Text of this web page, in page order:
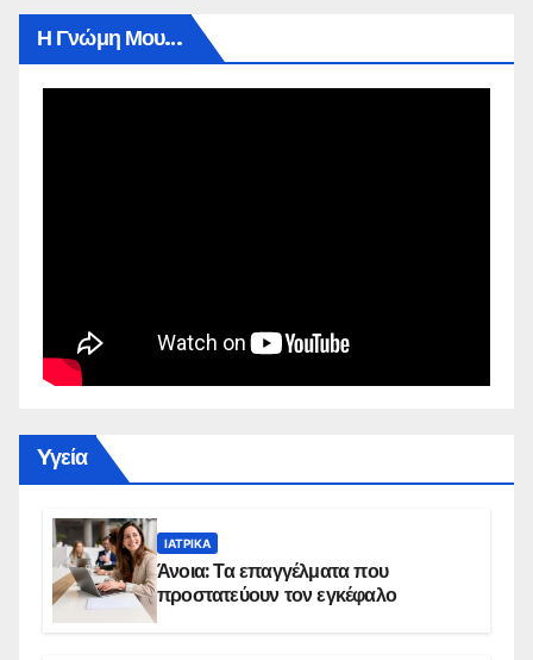
Η Γνώμη Μου…
Yγεία
ΙΑΤΡΙΚΆ
Άνοια: Τα επαγγέλματα που
προστατεύουν τον εγκέφαλο